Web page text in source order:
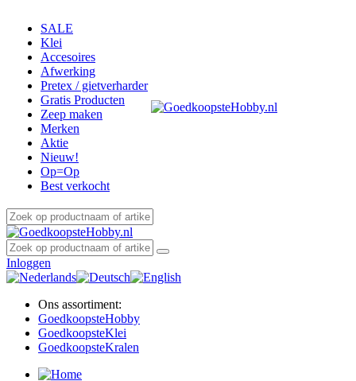
SALE
Klei
Accesoires
Afwerking
Pretex / gietverharder
Gratis Producten
Zeep maken
Merken
Aktie
Nieuw!
Op=Op
Best verkocht
Inloggen
Ons assortiment:
GoedkoopsteHobby
GoedkoopsteKlei
GoedkoopsteKralen